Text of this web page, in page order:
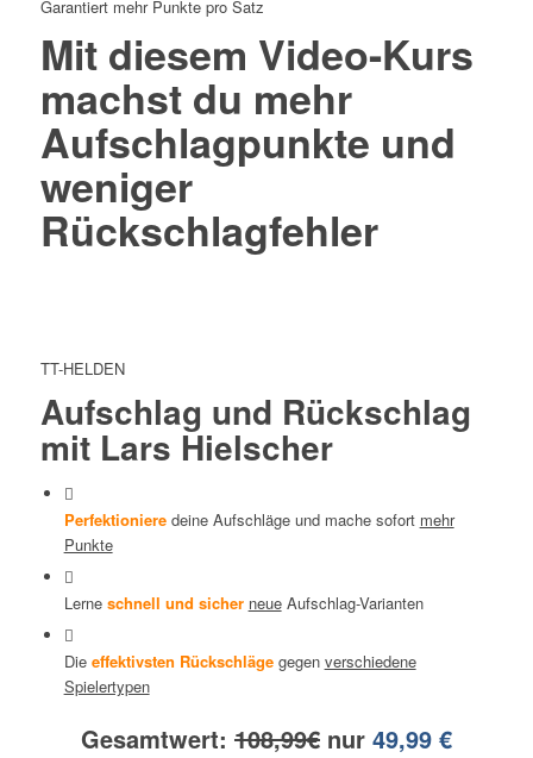
Garantiert mehr Punkte pro Satz
Mit diesem Video-Kurs
machst du mehr
Aufschlagpunkte und
weniger
Rückschlagfehler
TT-HELDEN
Aufschlag und Rückschlag
mit Lars Hielscher
Perfektionieredeine Aufschläge und mache sofort mehr
Punkte
Lerne schnell und sicher neueAufschlag-Varianten
Die effektivsten Rückschlägegegen verschiedene
Spielertypen
Gesamtwert: 108,99€nur 49,99 €